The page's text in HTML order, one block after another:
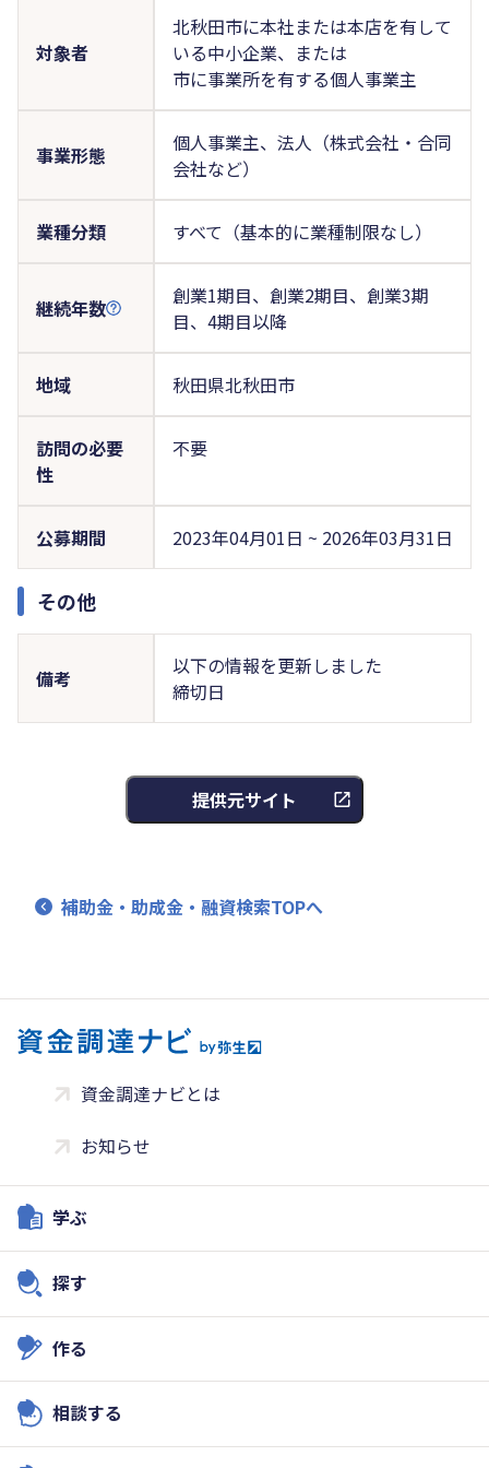
対象者
北秋田市に本社または本店を有して
いる中小企業、または
市に事業所を有する個人事業主
事業形態
個人事業主、法人（株式会社・合同
会社など）
業種分類 すべて（基本的に業種制限なし）
継続年数
創業1期目、創業2期目、創業3期
目、4期目以降
地域 秋田県北秋田市
訪問の必要
性
不要
公募期間 2023年04月01日 ~ 2026年03月31日
その他
備考
以下の情報を更新しました
締切日
提供元サイト
補助金・助成金・融資検索TOPへ
資金調達ナビとは
お知らせ
学ぶ
探す
作る
相談する